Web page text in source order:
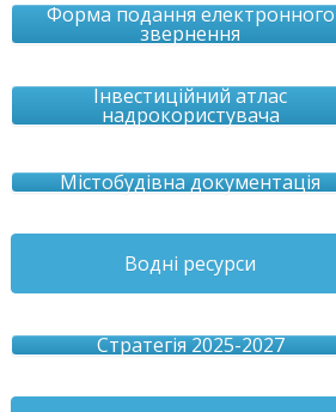
Форма подання електронного
звернення
Інвестиційний атлас
надрокористувача
Містобудівна документація
Водні ресурси
Стратегія 2025-2027